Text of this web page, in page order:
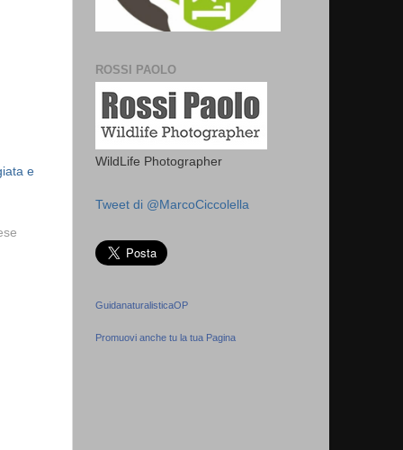
e
ROSSI PAOLO
WildLife Photographer
Tweet di @MarcoCiccolella
GuidanaturalisticaOP
Promuovi anche tu la tua Pagina